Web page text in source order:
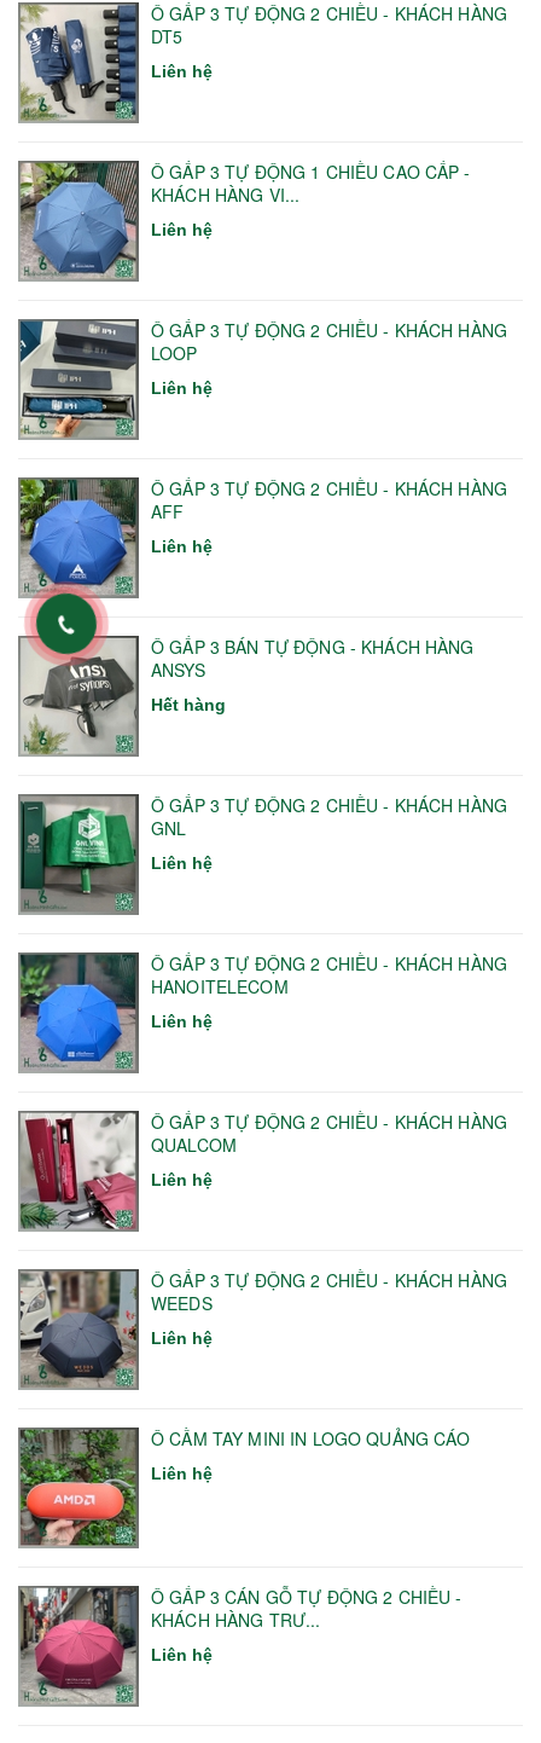
Ô GẤP 3 TỰ ĐỘNG 2 CHIỀU - KHÁCH HÀNG
DT5
Liên hệ
Ô GẤP 3 TỰ ĐỘNG 1 CHIỀU CAO CẤP -
KHÁCH HÀNG VI...
Liên hệ
Ô GẤP 3 TỰ ĐỘNG 2 CHIỀU - KHÁCH HÀNG
LOOP
Liên hệ
Ô GẤP 3 TỰ ĐỘNG 2 CHIỀU - KHÁCH HÀNG
AFF
Liên hệ
Ô GẤP 3 BÁN TỰ ĐỘNG - KHÁCH HÀNG
ANSYS
Hết hàng
Ô GẤP 3 TỰ ĐỘNG 2 CHIỀU - KHÁCH HÀNG
GNL
Liên hệ
Ô GẤP 3 TỰ ĐỘNG 2 CHIỀU - KHÁCH HÀNG
HANOITELECOM
Liên hệ
Ô GẤP 3 TỰ ĐỘNG 2 CHIỀU - KHÁCH HÀNG
QUALCOM
Liên hệ
Ô GẤP 3 TỰ ĐỘNG 2 CHIỀU - KHÁCH HÀNG
WEEDS
Liên hệ
Ô CẦM TAY MINI IN LOGO QUẢNG CÁO
Liên hệ
Ô GẤP 3 CÁN GỖ TỰ ĐỘNG 2 CHIỀU -
KHÁCH HÀNG TRƯ...
Liên hệ